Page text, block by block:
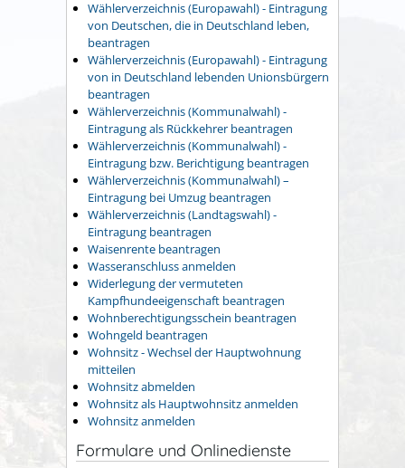
Wählerverzeichnis (Europawahl) - Eintragung
von Deutschen, die in Deutschland leben,
beantragen
Wählerverzeichnis (Europawahl) - Eintragung
von in Deutschland lebenden Unionsbürgern
beantragen
Wählerverzeichnis (Kommunalwahl) -
Eintragung als Rückkehrer beantragen
Wählerverzeichnis (Kommunalwahl) -
Eintragung bzw. Berichtigung beantragen
Wählerverzeichnis (Kommunalwahl) –
Eintragung bei Umzug beantragen
Wählerverzeichnis (Landtagswahl) -
Eintragung beantragen
Waisenrente beantragen
Wasseranschluss anmelden
Widerlegung der vermuteten
Kampfhundeeigenschaft beantragen
Wohnberechtigungsschein beantragen
Wohngeld beantragen
Wohnsitz - Wechsel der Hauptwohnung
mitteilen
Wohnsitz abmelden
Wohnsitz als Hauptwohnsitz anmelden
Wohnsitz anmelden
Formulare und Onlinedienste